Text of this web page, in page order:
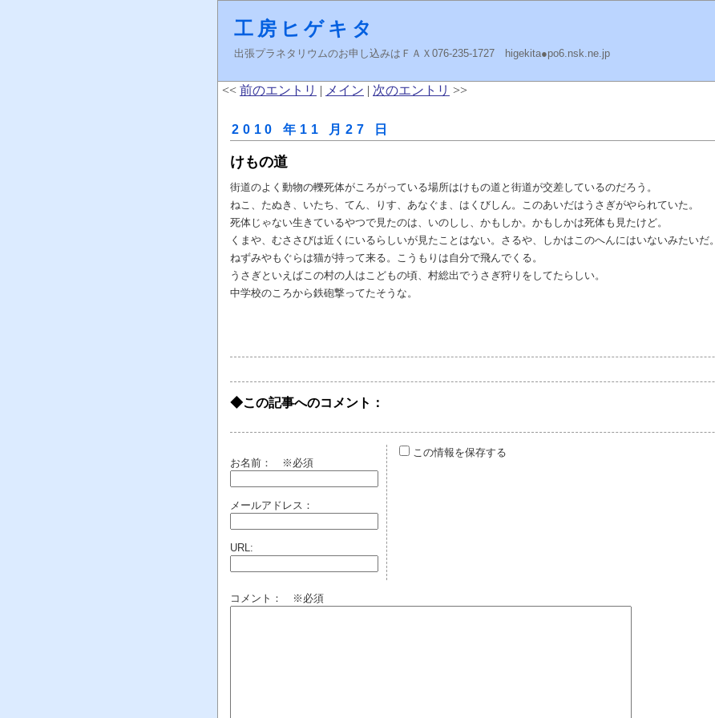
工房ヒゲキタ
出張プラネタリウムのお申し込みはＦＡＸ076-235-1727 higekita●po6.nsk.ne.jp
<< 前のエントリ | メイン | 次のエントリ >>
2010 年11 月27 日
けもの道
街道のよく動物の轢死体がころがっている場所はけもの道と街道が交差しているのだろう。
ねこ、たぬき、いたち、てん、りす、あなぐま、はくびしん。このあいだはうさぎがやられていた。
死体じゃない生きているやつで見たのは、いのしし、かもしか。かもしかは死体も見たけど。
くまや、むささびは近くにいるらしいが見たことはない。さるや、しかはこのへんにはいないみたいだ。
ねずみやもぐらは猫が持って来る。こうもりは自分で飛んでくる。
うさぎといえばこの村の人はこどもの頃、村総出でうさぎ狩りをしてたらしい。
中学校のころから鉄砲撃ってたそうな。
◆この記事へのコメント：
お名前： ※必須
メールアドレス：
URL:
この情報を保存する
コメント： ※必須